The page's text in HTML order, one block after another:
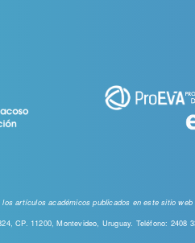
artículos académicos publicados en este sitio web
CP. 11200, Montevideo, Uruguay. Teléfono: